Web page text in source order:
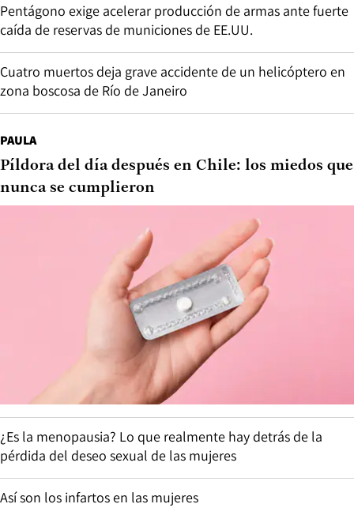
Pentágono exige acelerar producción de armas ante fuerte
caída de reservas de municiones de EE.UU.
Cuatro muertos deja grave accidente de un helicóptero en
zona boscosa de Río de Janeiro
PAULA
Píldora del día después en Chile: los miedos que
nunca se cumplieron
¿Es la menopausia? Lo que realmente hay detrás de la
pérdida del deseo sexual de las mujeres
Así son los infartos en las mujeres